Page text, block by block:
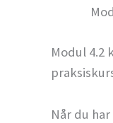
Modul 4.2
Når du